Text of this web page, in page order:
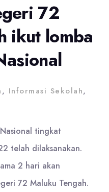
72
ikut lomba
, Informasi Sekolah,
tingkat
telah dilaksanakan.
2 hari akan
72 Maluku Tengah.